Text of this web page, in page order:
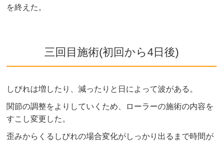
を終えた。
三回目施術(初回から4日後)
しびれは増したり、減ったりと日によって波がある。
関節の調整をよりしていくため、ローラーの施術の内容を
すこし変更した。
歪みからくるしびれの場合変化がしっかり出るまで時間が